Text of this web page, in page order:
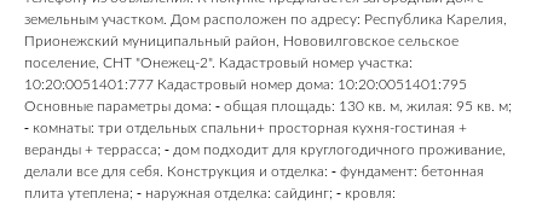
земельным участком. Дом расположен по адресу: Республика Карелия,
Прионежский муниципальный район, Нововилговское сельское
поселение, СНТ "Онежец-2". Кадастровый номер участка:
10:20:0051401:777 Кадастровый номер дома: 10:20:0051401:795
Основные параметры дома: ⁃ общая площадь: 130 кв. м, жилая: 95 кв. м;
⁃ комнаты: три отдельных спальни+ просторная кухня-гостиная +
веранды + террасса; ⁃ дом подходит для круглогодичного проживание,
делали все для себя. Конструкция и отделка: ⁃ фундамент: бетонная
плита утеплена; ⁃ наружная отделка: сайдинг; ⁃ кровля: